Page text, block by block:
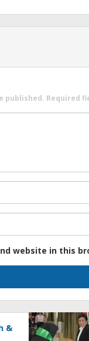
published. Required
website in this
&